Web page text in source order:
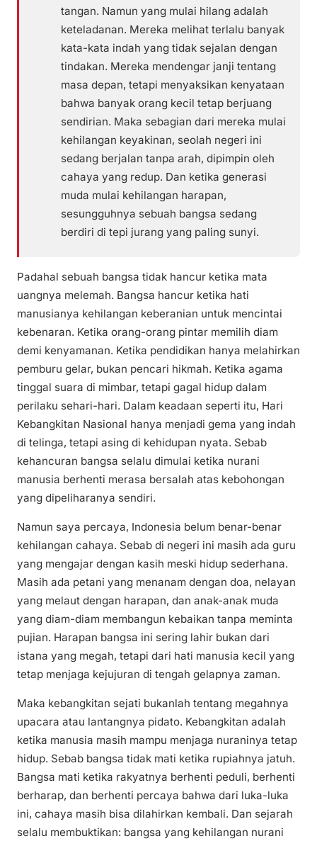
tangan. Namun yang mulai hilang adalah
keteladanan. Mereka melihat terlalu banyak
kata-kata indah yang tidak sejalan dengan
tindakan. Mereka mendengar janji tentang
masa depan, tetapi menyaksikan kenyataan
bahwa banyak orang kecil tetap berjuang
sendirian. Maka sebagian dari mereka mulai
kehilangan keyakinan, seolah negeri ini
sedang berjalan tanpa arah, dipimpin oleh
cahaya yang redup. Dan ketika generasi
muda mulai kehilangan harapan,
sesungguhnya sebuah bangsa sedang
berdiri di tepi jurang yang paling sunyi.
Padahal sebuah bangsa tidak hancur ketika mata
uangnya melemah. Bangsa hancur ketika hati
manusianya kehilangan keberanian untuk mencintai
kebenaran. Ketika orang-orang pintar memilih diam
demi kenyamanan. Ketika pendidikan hanya melahirkan
pemburu gelar, bukan pencari hikmah. Ketika agama
tinggal suara di mimbar, tetapi gagal hidup dalam
perilaku sehari-hari. Dalam keadaan seperti itu, Hari
Kebangkitan Nasional hanya menjadi gema yang indah
di telinga, tetapi asing di kehidupan nyata. Sebab
kehancuran bangsa selalu dimulai ketika nurani
manusia berhenti merasa bersalah atas kebohongan
yang dipeliharanya sendiri.
Namun saya percaya, Indonesia belum benar-benar
kehilangan cahaya. Sebab di negeri ini masih ada guru
yang mengajar dengan kasih meski hidup sederhana.
Masih ada petani yang menanam dengan doa, nelayan
yang melaut dengan harapan, dan anak-anak muda
yang diam-diam membangun kebaikan tanpa meminta
pujian. Harapan bangsa ini sering lahir bukan dari
istana yang megah, tetapi dari hati manusia kecil yang
tetap menjaga kejujuran di tengah gelapnya zaman.
Maka kebangkitan sejati bukanlah tentang megahnya
upacara atau lantangnya pidato. Kebangkitan adalah
ketika manusia masih mampu menjaga nuraninya tetap
hidup. Sebab bangsa tidak mati ketika rupiahnya jatuh.
Bangsa mati ketika rakyatnya berhenti peduli, berhenti
berharap, dan berhenti percaya bahwa dari luka-luka
ini, cahaya masih bisa dilahirkan kembali. Dan sejarah
selalu membuktikan: bangsa yang kehilangan nurani